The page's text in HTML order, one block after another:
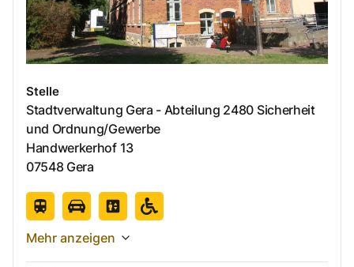
Stelle
Stadtverwaltung Gera - Abteilung 2480 Sicherheit
und Ordnung/Gewerbe
Handwerkerhof 13
07548 Gera
Mehr anzeigen